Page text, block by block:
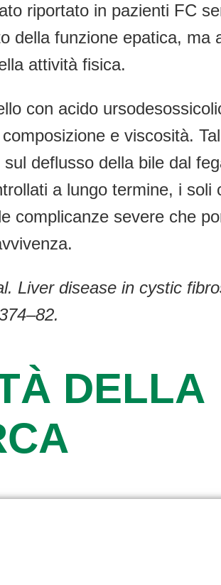
riportato in pazienti FC
della funzione epatica,
attività fisica.
con acido
e viscosità.
deflusso della bile dal
a lungo termine, i
complicanze severe che
Liver disease in cystic
DELLA